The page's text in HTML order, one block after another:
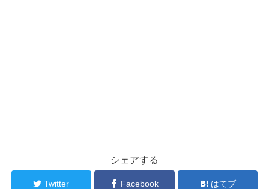
シェアする
Twitter Facebook はてブ